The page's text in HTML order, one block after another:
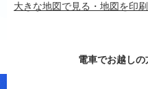
大きな地図で見る・地図を印
電車でお越しの